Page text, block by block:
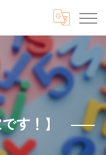
す！】